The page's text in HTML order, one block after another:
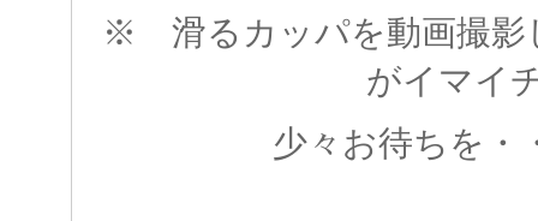
※ 滑るカッパを動画撮影
がイマイ
少々お待ちを・